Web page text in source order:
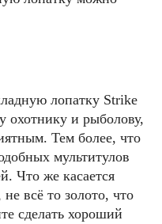
лопатку Strike
охотнику и рыболову,
Тем более, что
мультитулов
Что же касается
всё то золото, что
сделать хороший